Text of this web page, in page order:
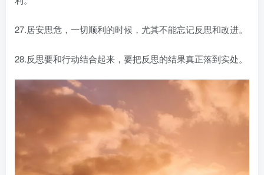
27.居安思危，一切顺利的时候，尤其不能忘记反思和改进。
28.反思要和行动结合起来，要把反思的结果真正落到实处。